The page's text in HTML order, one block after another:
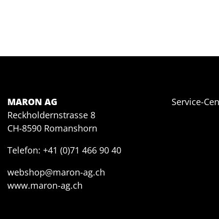
MARON AG
Reckholdernstrasse 8
CH-8590 Romanshorn
Telefon: +41 (0)71 466 90 40
webshop@maron-ag.ch
www.maron-ag.ch
Service-